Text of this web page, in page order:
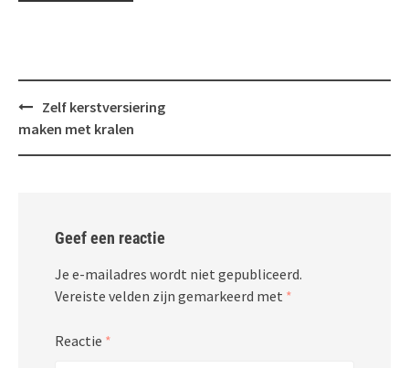
Bericht
navigatie
Zelf kerstversiering
maken met kralen
Geef een reactie
Je e-mailadres wordt niet gepubliceerd.
Vereiste velden zijn gemarkeerd met *
Reactie *